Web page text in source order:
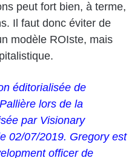
peut fort bien, à terme,
Il faut donc éviter de
modèle ROIste, mais
éditorialisée de
lors de la
par Visionary
02/07/2019. Gregory est
officer de